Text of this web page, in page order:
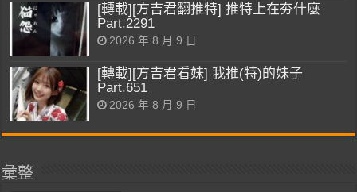
[轉載][方吉君翻推特] 推特上在夯什麼
Part.2291
2026 年 8 月 9 日
[轉載][方吉君看妹] 我推(特)的妹子
Part.651
2026 年 8 月 9 日
彙整